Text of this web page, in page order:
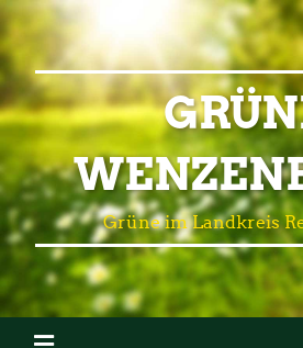
Grüne im Landkreis